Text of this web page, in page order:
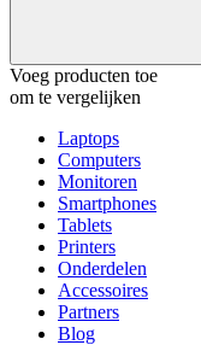
Voeg producten toe
om te vergelijken
Laptops
Computers
Monitoren
Smartphones
Tablets
Printers
Onderdelen
Accessoires
Partners
Blog